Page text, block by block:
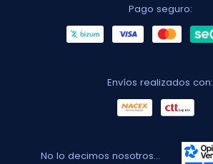
Pago seguro:
Envíos realizados con:
No lo decimos nosotros...